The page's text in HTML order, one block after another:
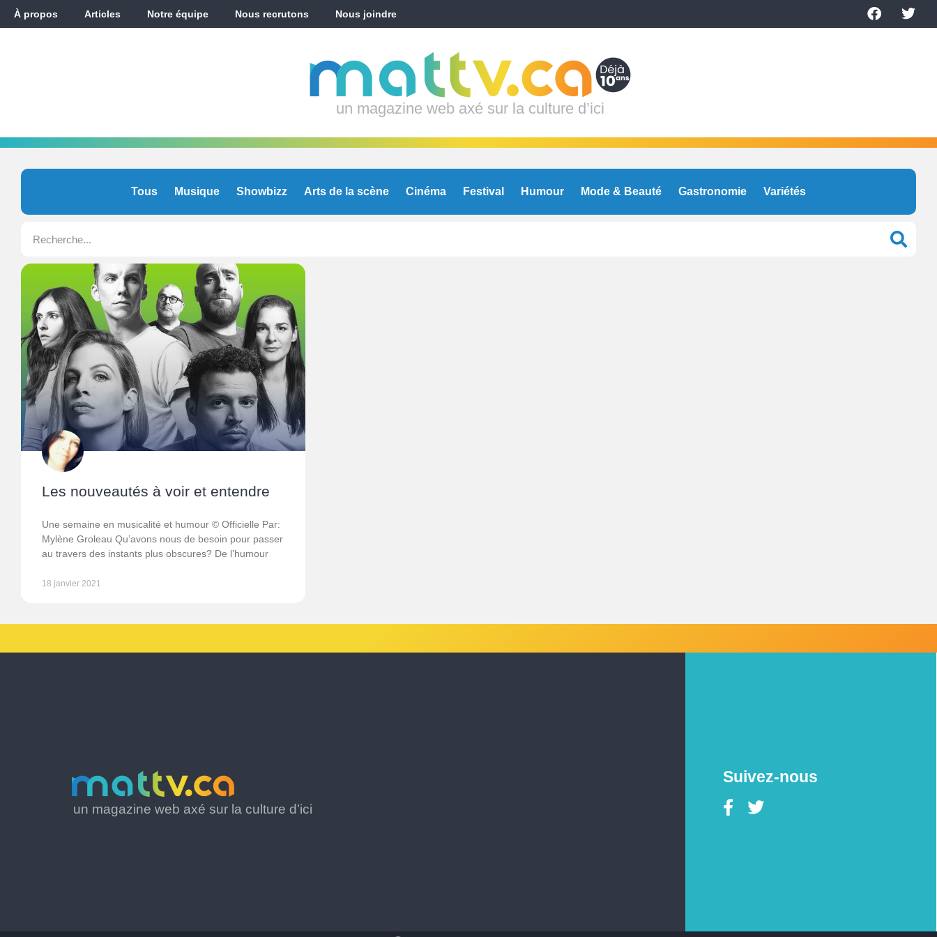
À propos Articles Notre équipe Nous recrutons Nous joindre
un magazine web axé sur la culture d’ici
Tous Musique Showbizz Arts de la scène Cinéma Festival Humour Mode & Beauté Gastronomie Variétés
Les nouveautés à voir et entendre
Une semaine en musicalité et humour © Officielle Par:
Mylène Groleau Qu’avons nous de besoin pour passer
au travers des instants plus obscures? De l’humour
18 janvier 2021
un magazine web axé sur la culture d’ici
Suivez-nous